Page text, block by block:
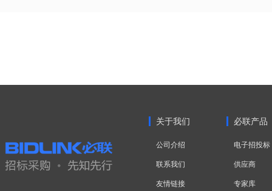
关于我们
公司介绍
联系我们
友情链接
必联产品
电子招投标
供应商
专家库